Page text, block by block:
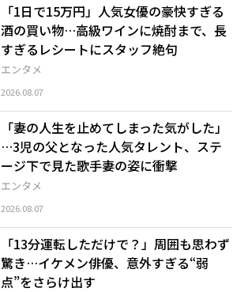
エンタメ
「1日で15万円」人気女優の豪快すぎる
酒の買い物…高級ワインに焼酎まで、長
すぎるレシートにスタッフ絶句
2026.08.07
エンタメ
「妻の人生を止めてしまった気がした」
…3児の父となった人気タレント、ステ
ージ下で見た歌手妻の姿に衝撃
2026.08.07
「13分運転しただけで？」周囲も思わず
驚き…イケメン俳優、意外すぎる“弱
点”をさらけ出す